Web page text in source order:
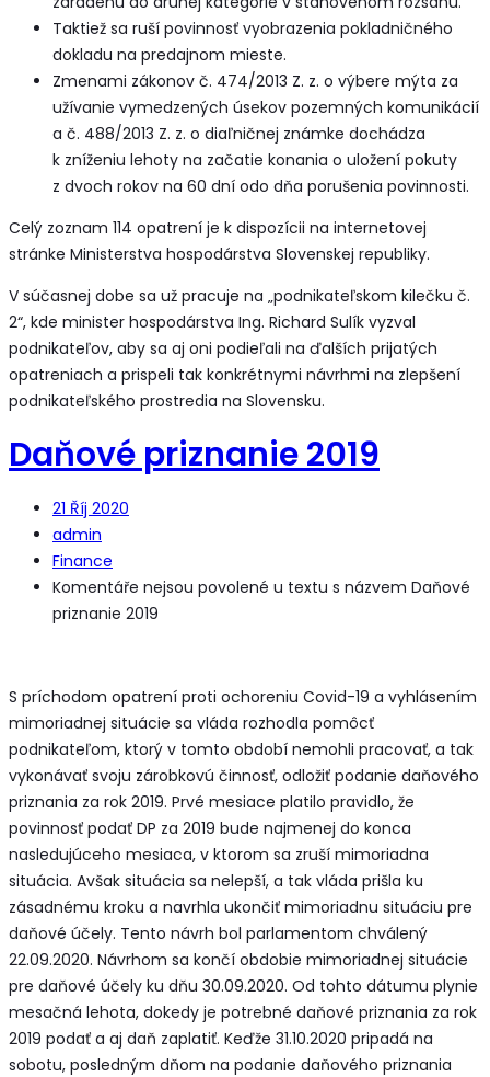
Taktiež sa ruší povinnosť vyobrazenia pokladničného
dokladu na predajnom mieste.
Zmenami zákonov č. 474/2013 Z. z. o výbere mýta za
užívanie vymedzených úsekov pozemných komunikácií
a č. 488/2013 Z. z. o diaľničnej známke dochádza
k zníženiu lehoty na začatie konania o uložení pokuty
z dvoch rokov na 60 dní odo dňa porušenia povinnosti.
Celý zoznam 114 opatrení je k dispozícii na internetovej
stránke Ministerstva hospodárstva Slovenskej republiky.
V súčasnej dobe sa už pracuje na „podnikateľskom kilečku č.
2“, kde minister hospodárstva Ing. Richard Sulík vyzval
podnikateľov, aby sa aj oni podieľali na ďalších prijatých
opatreniach a prispeli tak konkrétnymi návrhmi na zlepšení
podnikateľského prostredia na Slovensku.
Daňové priznanie 2019
21 Říj 2020
admin
Finance
Komentáře nejsou povolené u textu s názvem Daňové
priznanie 2019
S príchodom opatrení proti ochoreniu Covid-19 a vyhlásením
mimoriadnej situácie sa vláda rozhodla pomôcť
podnikateľom, ktorý v tomto období nemohli pracovať, a tak
vykonávať svoju zárobkovú činnosť, odložiť podanie daňového
priznania za rok 2019. Prvé mesiace platilo pravidlo, že
povinnosť podať DP za 2019 bude najmenej do konca
nasledujúceho mesiaca, v ktorom sa zruší mimoriadna
situácia. Avšak situácia sa nelepší, a tak vláda prišla ku
zásadnému kroku a navrhla ukončiť mimoriadnu situáciu pre
daňové účely. Tento návrh bol parlamentom chválený
22.09.2020. Návrhom sa končí obdobie mimoriadnej situácie
pre daňové účely ku dňu 30.09.2020. Od tohto dátumu plynie
mesačná lehota, dokedy je potrebné daňové priznania za rok
2019 podať a aj daň zaplatiť. Keďže 31.10.2020 pripadá na
sobotu, posledným dňom na podanie daňového priznania